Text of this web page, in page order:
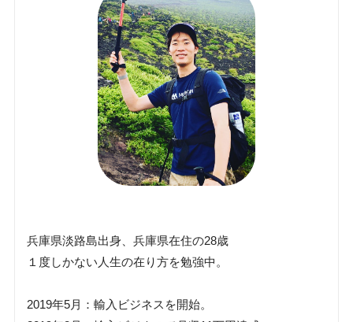
兵庫県淡路島出身、兵庫県在住の28歳
１度しかない人生の在り方を勉強中。
2019年5月：輸入ビジネスを開始。